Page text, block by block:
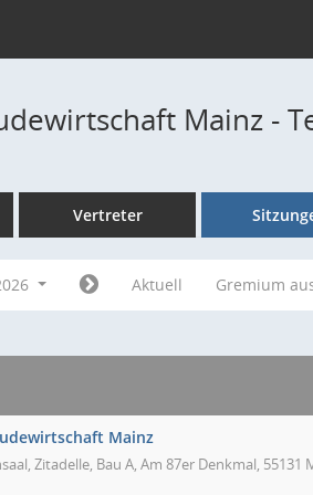
Mainz -
Vertreter
Aktuell Gremium
Mainz
Zitadelle, Bau A, Am 87er Denkmal, 55131